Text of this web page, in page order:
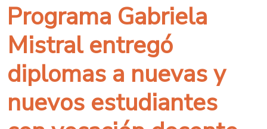
Programa Gabriela
Mistral entregó
diplomas a nuevas y
nuevos estudiantes